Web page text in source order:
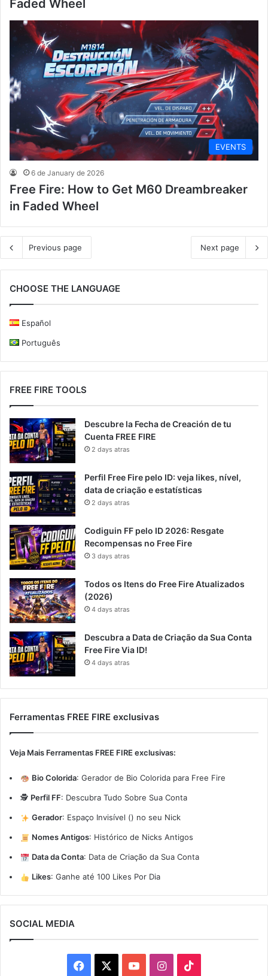
Faded Wheel
EVENTS
6 de January de 2026
Free Fire: How to Get M60 Dreambreaker
in Faded Wheel
Previous page Next page
CHOOSE THE LANGUAGE
Español
Português
FREE FIRE TOOLS
Descubre la Fecha de Creación de tu
Cuenta FREE FIRE
2 days atras
Perfil Free Fire pelo ID: veja likes, nível,
data de criação e estatísticas
2 days atras
Codiguin FF pelo ID 2026: Resgate
Recompensas no Free Fire
3 days atras
Todos os Itens do Free Fire Atualizados
(2026)
4 days atras
Descubra a Data de Criação da Sua Conta
Free Fire Via ID!
4 days atras
Ferramentas FREE FIRE exclusivas
Veja Mais Ferramentas FREE FIRE exclusivas:
Bio Colorida: Gerador de Bio Colorida para Free Fire
🕵️ Perfil FF: Descubra Tudo Sobre Sua Conta
Gerador: Espaço Invisível (ㅤ) no seu Nick
Nomes Antigos: Histórico de Nicks Antigos
Data da Conta: Data de Criação da Sua Conta
Likes: Ganhe até 100 Likes Por Dia
SOCIAL MEDIA
Facebook YouTubeInstagram